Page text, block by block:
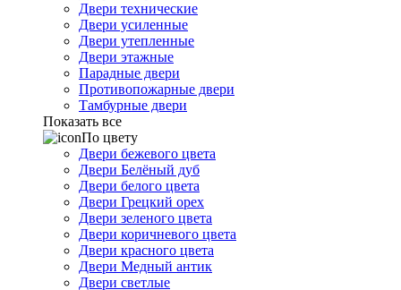
Двери технические
Двери усиленные
Двери утепленные
Двери этажные
Парадные двери
Противопожарные двери
Тамбурные двери
Показать все
По цвету
Двери бежевого цвета
Двери Белёный дуб
Двери белого цвета
Двери Грецкий орех
Двери зеленого цвета
Двери коричневого цвета
Двери красного цвета
Двери Медный антик
Двери светлые